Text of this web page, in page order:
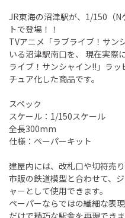
JR東海の沼津駅が、1/150（N
トで登場！！
TVアニメ「ラブライブ！サン
いる沼津駅南口を、 現在実際
ライブ！サンシャイン!!」ラ
チュア化した商品です。
スペック
スケール：1/150スケール
全長300mm
仕様：ペーパーキット
建屋内には、改札口や切符売
市販の鉄道模型と合わせて、
ャーとして使用できます。
ペーパーならではの繊細な表
だけで精巧な駅舎を再現できま